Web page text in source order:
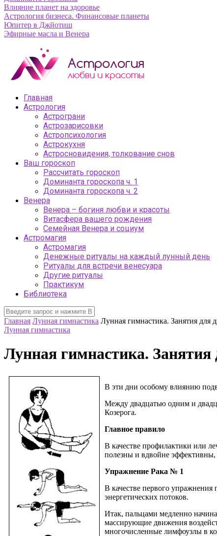
Влияние планет на здоровье
Астрология бизнеса. Финансовые планеты
Юпитер в Джйотиш
Эфирные масла и Венера
Главная
Астрология
Астрограни
Астрозарисовки
Астропсихология
Астрокухня
Астросновидения, толкование снов
Ваш гороскоп
Рассчитать гороскоп
Доминанта гороскопа ч. 1
Доминанта гороскопа ч. 2
Венера
Венера – богиня любви и красоты
Витасфера вашего рождения
Семейная Венера и социум
Астромагия
Астромагия
Денежные ритуалы на каждый лунный день
Ритуалы для встречи венесуара
Другие ритуалы
Практикум
Библиотека
Главная Лунная гимнастика Лунная гимнастика. Занятия для
Лунная гимнастика
Лунная гимнастика. Занятия
В эти дни особому влиянию
Между двадцатью одним и
Козерога.
Главное правило
В качестве профилактики или
полезны и вдвойне эффективны,
Упражнение Рака № 1
В качестве первого упражнения
энергетических потоков.
Итак, пальцами медленно
массирующие движения
многочисленные лимфоузлы в